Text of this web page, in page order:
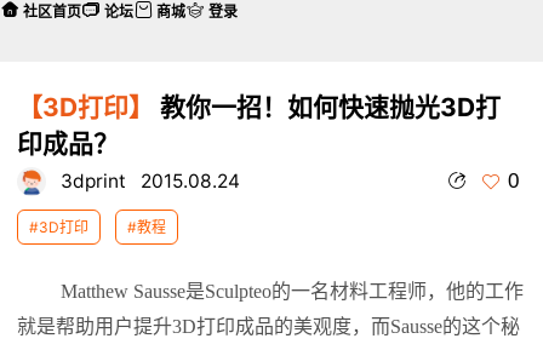
【3D打印】
教你一招！如何快速抛光3D打
印成品？
3dprint 2015.08.24 0
#3D打印 #教程
Matthew Sausse是Sculpteo的一名材料工程师，他的工作
就是帮助用户提升3D打印成品的美观度，而Sausse的这个秘
社区首页 论坛 商城 登录